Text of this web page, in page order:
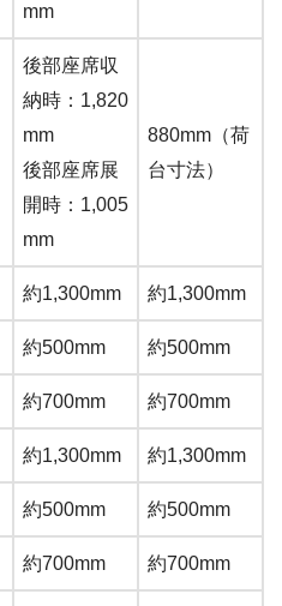
mm
後部座席収
納時：1,820
mm
後部座席展
開時：1,005
mm
880mm（荷
台寸法）
約1,300mm 約1,300mm
約500mm 約500mm
約700mm 約700mm
約1,300mm 約1,300mm
約500mm 約500mm
約700mm 約700mm